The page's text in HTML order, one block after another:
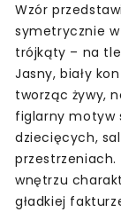
Wzór
symetrycznie
trójkąty – na
Jasny, biały
tworząc żywy,
figlarny motyw
dziecięcych,
wnętrzu
gładkiej